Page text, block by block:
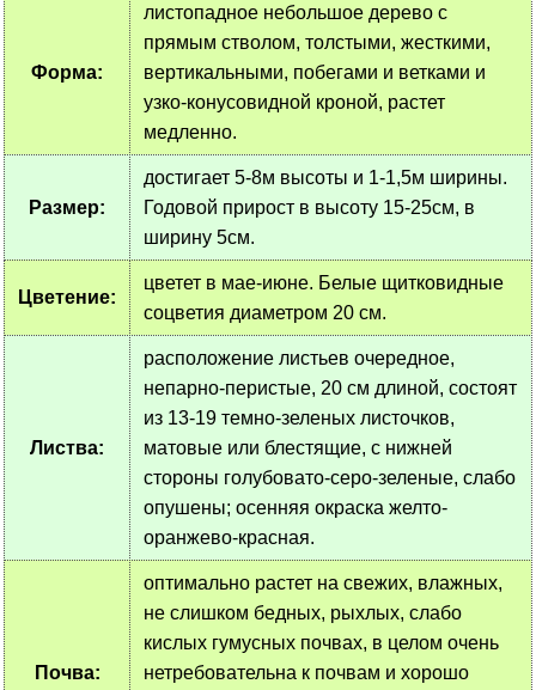
Форма:
листопадное небольшое дерево с
прямым стволом, толстыми, жесткими,
вертикальными, побегами и ветками и
узко-конусовидной кроной, растет
медленно.
Размер:
достигает 5-8м высоты и 1-1,5м ширины.
Годовой прирост в высоту 15-25см, в
ширину 5см.
Цветение:
цветет в мае-июне. Белые щитковидные
соцветия диаметром 20 см.
Листва:
расположение листьев очередное,
непарно-перистые, 20 см длиной, состоят
из 13-19 темно-зеленых листочков,
матовые или блестящие, с нижней
стороны голубовато-серо-зеленые, слабо
опушены; осенняя окраска желто-
оранжево-красная.
Почва:
оптимально растет на свежих, влажных,
не слишком бедных, рыхлых, слабо
кислых гумусных почвах, в целом очень
нетребовательна к почвам и хорошо